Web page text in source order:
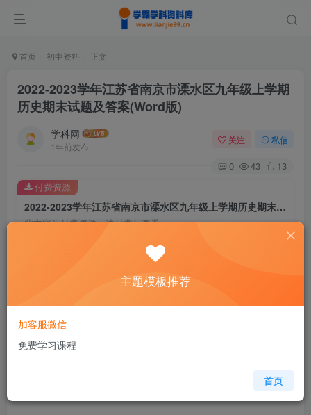
首页 初中资料 正文
2022-2023学年江苏省南京市溧水区九年级上学期
历史期末试题及答案(Word版)
学科网
1年前发布
关注 私信
0 43 13
2022-2023学年江苏省南京市溧水区九年级上学期历史期末试题及答案(Word版)
此内容为付费资源，请付费后查看
9.6
免费
暂时无法购买，请与站长联系
295.27 KB
付费资源
主题模板推荐
加客服微信
免费学习课程
首页